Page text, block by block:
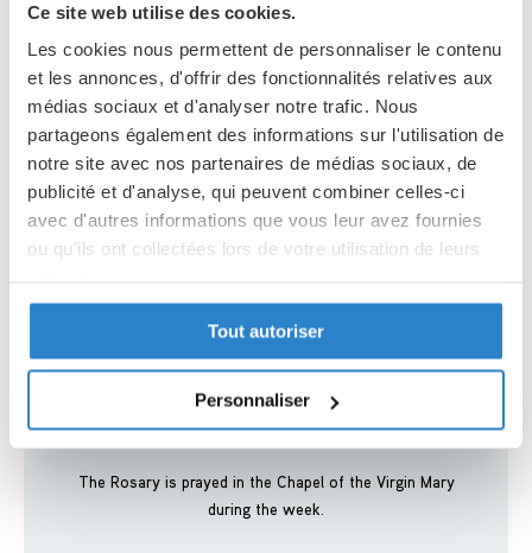
Ce site web utilise des cookies.
Les cookies nous permettent de personnaliser le contenu
et les annonces, d'offrir des fonctionnalités relatives aux
médias sociaux et d'analyser notre trafic. Nous
partageons également des informations sur l'utilisation de
notre site avec nos partenaires de médias sociaux, de
publicité et d'analyse, qui peuvent combiner celles-ci
avec d'autres informations que vous leur avez fournies
ou qu'ils ont collectées lors de votre utilisation de leurs
Politique de confidentialité
Partager des données d'analyse, de publicité, de
l'utilisateur et de personnalisation de la publicité
Tout autoriser
Personnaliser
Led by a group of believers (who gladly welcome new
members) we invite you to meditate on the mysteries of the
life of the Christ through the eyes of Mary, the mother of
Jesus.
TIMES OF THE ROSARY:
From Monday to Friday at 4:30 p.m.
The Rosary is prayed in the Chapel of the Virgin Mary
during the week.